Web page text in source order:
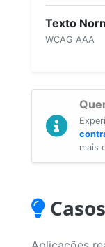
Texto
WCAG AAA
mais